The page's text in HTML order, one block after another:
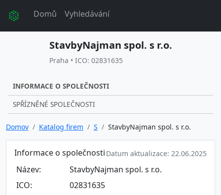
Domů Vyhledávání
StavbyNajman spol. s r.o.
Praha • ICO: 02831635
INFORMACE O SPOLEČNOSTI
SPŘÍZNĚNÉ SPOLEČNOSTI
Domov Katalog firem S StavbyNajman spol. s r.o.
Informace o společnosti Datum aktualizace: 22.06.2025
Název:
StavbyNajman spol. s r.o.
ICO:
02831635